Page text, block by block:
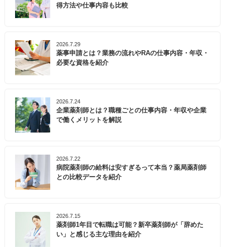
得方法や仕事内容も比較
2026.7.29
薬事申請とは？業務の流れやRAの仕事内容・年収・
必要な資格を紹介
2026.7.24
企業薬剤師とは？職種ごとの仕事内容・年収や企業
で働くメリットを解説
2026.7.22
病院薬剤師の給料は安すぎるって本当？薬局薬剤師
との比較データを紹介
2026.7.15
薬剤師1年目で転職は可能？新卒薬剤師が「辞めた
い」と感じる主な理由を紹介